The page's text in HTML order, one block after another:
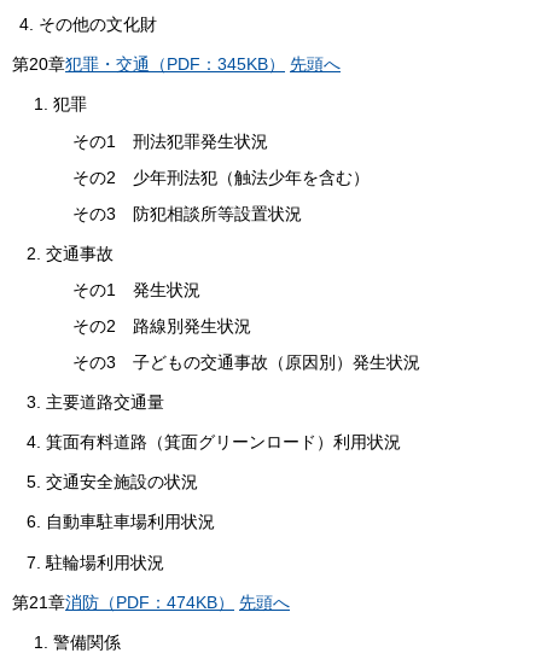
その他の文化財
第20章犯罪・交通（PDF：345KB） 先頭へ
1. 犯罪
その1 刑法犯罪発生状況
その2 少年刑法犯（触法少年を含む）
その3 防犯相談所等設置状況
2. 交通事故
その1 発生状況
その2 路線別発生状況
その3 子どもの交通事故（原因別）発生状況
3. 主要道路交通量
4. 箕面有料道路（箕面グリーンロード）利用状況
5. 交通安全施設の状況
6. 自動車駐車場利用状況
7. 駐輪場利用状況
第21章消防（PDF：474KB） 先頭へ
1. 警備関係